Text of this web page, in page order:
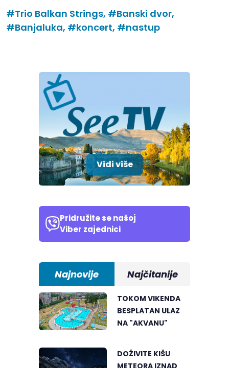
#Trio Balkan Strings, #Banski dvor,
#Banjaluka, #koncert, #nastup
Vidi više
Pridružite se našoj
Viber zajednici
Najnovije Najčitanije
TOKOM VIKENDA
BESPLATAN ULAZ
NA "AKVANU"
DOŽIVITE KIŠU
METEORA IZNAD